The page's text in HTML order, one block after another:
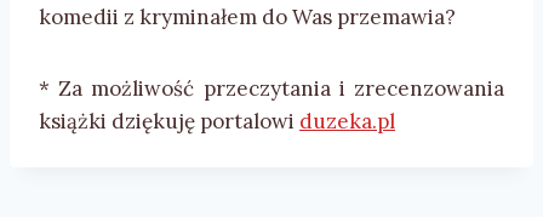
komedii z kryminałem do Was przemawia?
* Za możliwość przeczytania i zrecenzowania
książki dziękuję portalowi duzeka.pl